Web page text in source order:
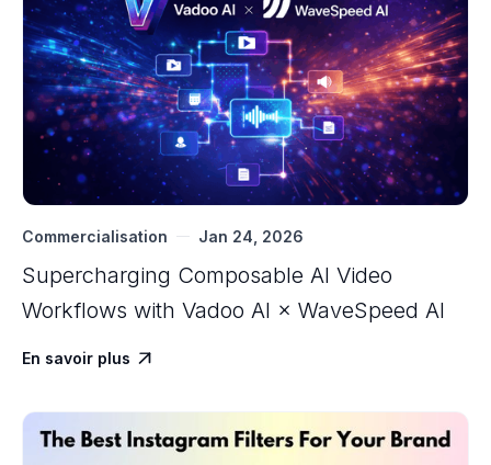
Commercialisation Jan 24, 2026
Supercharging Composable AI Video
Workflows with ‍Vadoo AI × WaveSpeed AI
En savoir plus 